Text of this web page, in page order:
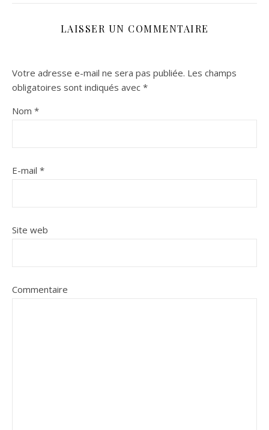
LAISSER UN COMMENTAIRE
Votre adresse e-mail ne sera pas publiée. Les champs
obligatoires sont indiqués avec *
Nom *
E-mail *
Site web
Commentaire